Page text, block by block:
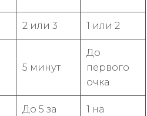
2 или 3 1 или 2
5 минут
До
первого
очка
До 5 за
1 на